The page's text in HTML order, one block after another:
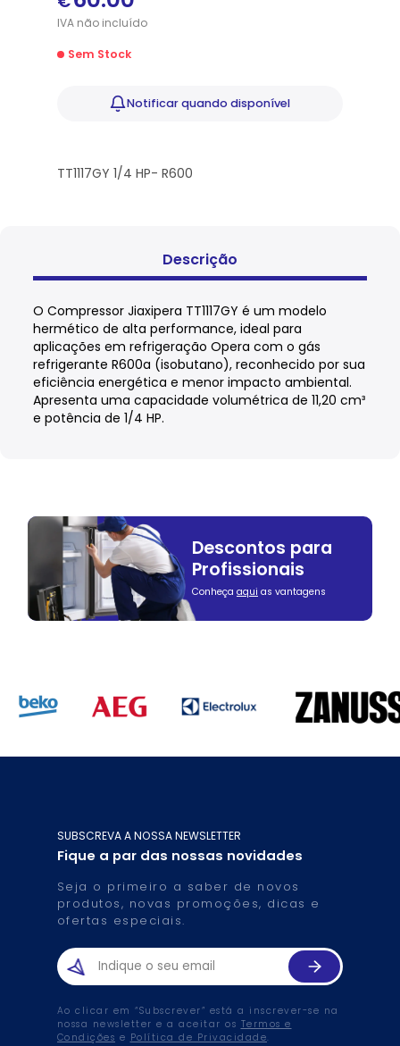
IVAnãoincluído
Sem Stock
Notificarquando disponível
TT1117GY 1/4 HP- R600
Descrição
O Compressor Jiaxipera TT1117GY é um modelo
hermético de alta performance, ideal para
aplicações em refrigeração Opera com o gás
refrigerante R600a (isobutano), reconhecido por sua
eficiência energética e menor impacto ambiental.
Apresenta uma capacidade volumétrica de 11,20 cm³
e potência de 1/4 HP.
Descontos para
Profissionais
Conheça aqui as vantagens
SUBSCREVA A NOSSA NEWSLETTER
Fique a par das nossas novidades
Seja o primeiro a saber de novos
produtos, novas promoções, dicas e
ofertas especiais.
Ao clicar em “Subscrever” está a inscrever-se na
nossa newsletter e a aceitar os Termos e
Condições e Política de Privacidade.